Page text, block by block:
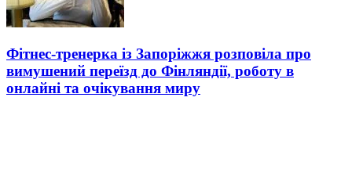
Фітнес-тренерка із Запоріжжя розповіла про
вимушений переїзд до Фінляндії, роботу в
онлайні та очікування миру